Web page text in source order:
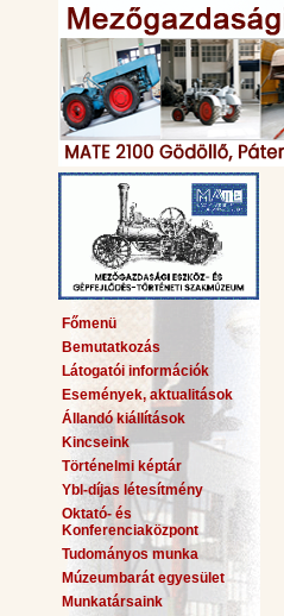
Főmenü
Bemutatkozás
Látogatói információk
Események, aktualitások
Állandó kiállítások
Kincseink
Történelmi képtár
Ybl-díjas létesítmény
Oktató- és
Konferenciaközpont
Tudományos munka
Múzeumbarát egyesület
Munkatársaink